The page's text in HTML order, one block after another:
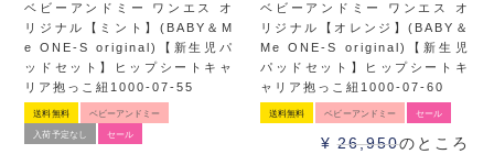
ベビーアンドミー ワンエス オ
リジナル【ミント】(BABY＆M
e ONE-S original)【新生児パ
ッドセット】ヒップシートキャ
リア抱っこ紐1000-07-55
送料無料 ベビーアンドミー
入荷予定なし セール
ベビーアンドミー ワンエス オ
リジナル【オレンジ】(BABY＆
Me ONE-S original)【新生児
パッドセット】ヒップシートキ
ャリア抱っこ紐1000-07-60
送料無料 ベビーアンドミー セール
¥ 26,950のところ